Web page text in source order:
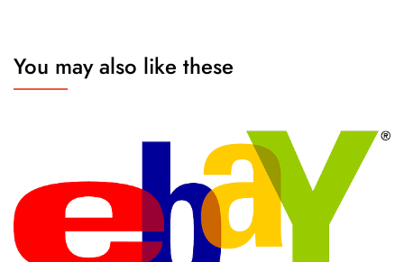
You may also like these